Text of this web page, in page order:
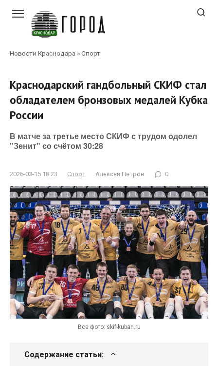
контенту
Новости Краснодара »Спорт
Краснодарский гандбольный СКИФ стал
обладателем бронзовых медалей Кубка
России
В матче за третье место СКИФ с трудом одолел
"Зенит" со счётом 30:28
2026-03-15 18:23 Спорт Алексей Петров 0
Все фото: skif-kuban.ru
Содержание статьи: